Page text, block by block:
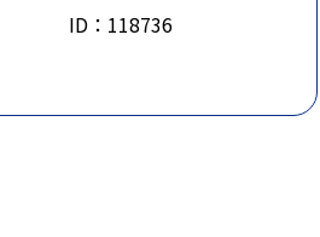
ID：118736